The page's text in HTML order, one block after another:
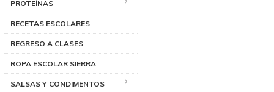
PROTEÍNAS
RECETAS ESCOLARES
REGRESO A CLASES
ROPA ESCOLAR SIERRA
SALSAS Y CONDIMENTOS